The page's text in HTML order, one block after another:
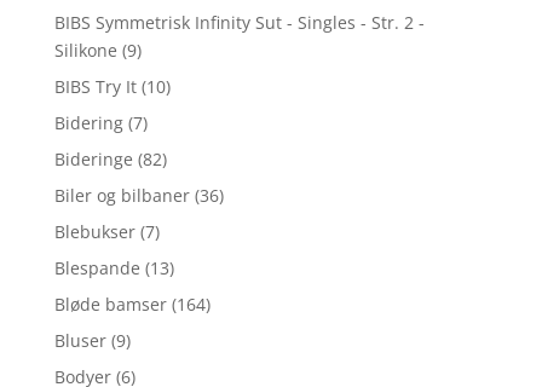
BIBS Symmetrisk Infinity Sut - Singles - Str. 2 -
Silikone (9)
BIBS Try It (10)
Bidering (7)
Bideringe (82)
Biler og bilbaner (36)
Blebukser (7)
Blespande (13)
Bløde bamser (164)
Bluser (9)
Bodyer (6)